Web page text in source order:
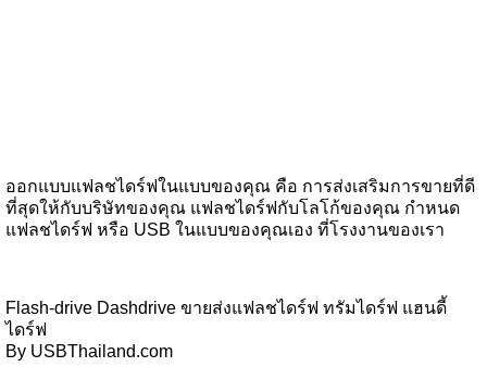
ออกแบบแฟลชไดร์ฟในแบบของคุณ คือ การส่งเสริมการขายที่ดี
ที่สุดให้กับบริษัทของคุณ แฟลชไดร์ฟกับโลโก้ของคุณ กำหนด
แฟลชไดร์ฟ หรือ USB ในแบบของคุณเอง ที่โรงงานของเรา
Flash-drive Dashdrive ขายส่งแฟลชไดร์ฟ ทรัมไดร์ฟ แฮนดี้
ไดร์ฟ
By USBThailand.com